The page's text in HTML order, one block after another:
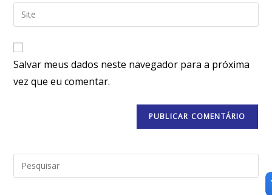
Salvar meus dados neste navegador para a próxima
vez que eu comentar.